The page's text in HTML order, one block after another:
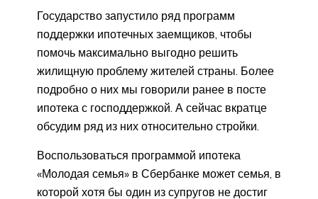
Государство запустило ряд программ
поддержки ипотечных заемщиков, чтобы
помочь максимально выгодно решить
жилищную проблему жителей страны. Более
подробно о них мы говорили ранее в посте
ипотека с господдержкой. А сейчас вкратце
обсудим ряд из них относительно стройки.
Воспользоваться программой ипотека
«Молодая семья» в Сбербанке может семья, в
которой хотя бы один из супругов не достиг